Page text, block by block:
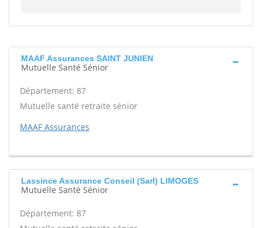
MAAF Assurances SAINT JUNIEN
Mutuelle Santé Sénior
Département: 87
Mutuelle santé retraite sénior
MAAF Assurances
Lassince Assurance Conseil (Sarl) LIMOGES
Mutuelle Santé Sénior
Département: 87